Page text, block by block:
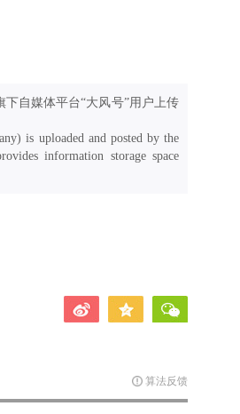
自媒体平台“大风号”用户上传
is uploaded and posted by the
information storage space
算法反馈